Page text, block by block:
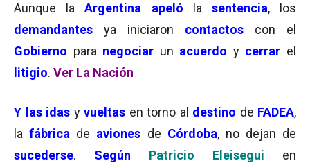
Aunque laArgentina apeló la sentencia, los
demandantes
ya iniciaron contactos
con el
Gobierno para negociar un acuerdo y cerrar el
litigio. Ver La Nación
Y las idas y vueltas en torno al destino de FADEA,
lafábrica de aviones de Córdoba, no dejan de
sucederse. Según Patricio Eleisegui en